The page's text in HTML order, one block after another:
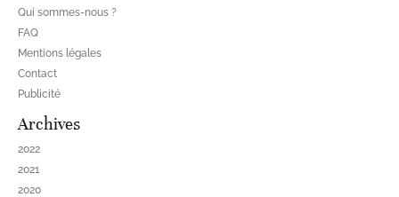
Qui sommes-nous ?
FAQ
Mentions légales
Contact
Publicité
Archives
2022
2021
2020